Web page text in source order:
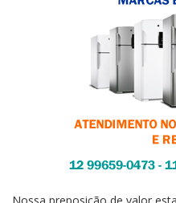
Nossa preposição de valor